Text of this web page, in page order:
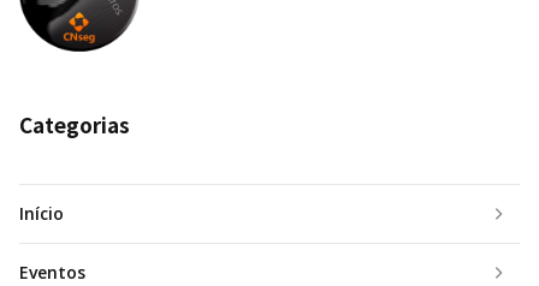
Categorias
Início
Eventos